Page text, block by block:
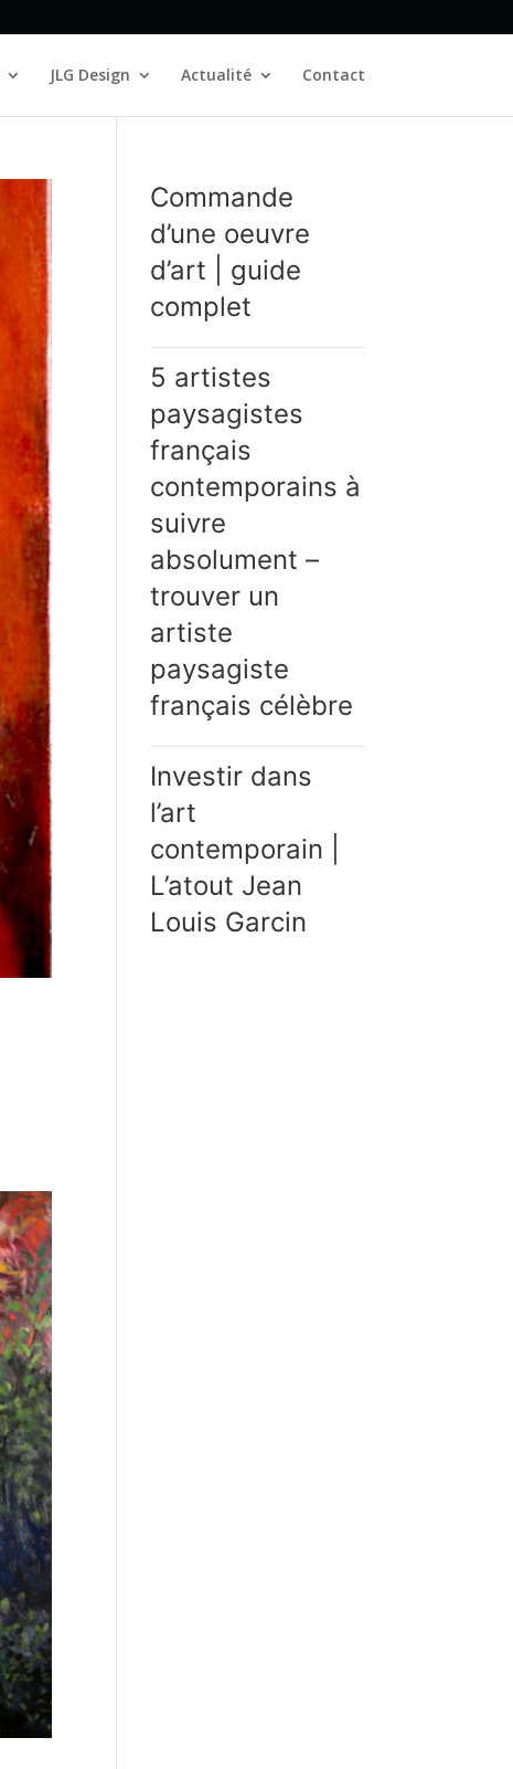
JLG Design Actualité Contact
Commande
d’une oeuvre
d’art | guide
complet
5 artistes
paysagistes
français
contemporains à
suivre
absolument –
trouver un
artiste
paysagiste
français célèbre
Investir dans
l’art
contemporain |
L’atout Jean
Louis Garcin